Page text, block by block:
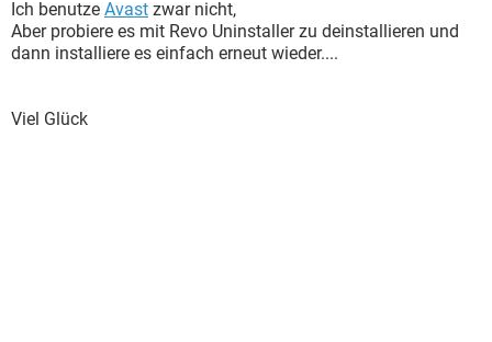
Ich benutze Avast zwar nicht,
Aber probiere es mit Revo Uninstaller zu deinstallieren und
dann installiere es einfach erneut wieder....
Viel Glück